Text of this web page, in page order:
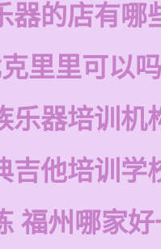
器的店有哪
里里可以吗
乐器培训机
吉他培训学
福州哪家